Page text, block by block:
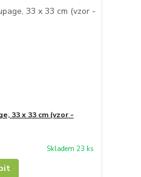
33 x 33 cm (vzor -
Skladem 23 ks